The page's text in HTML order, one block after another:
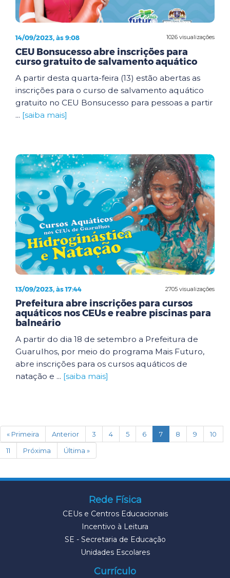
1026 visualizações
14/09/2023, às 9:08
CEU Bonsucesso abre inscrições para
curso gratuito de salvamento aquático
A partir desta quarta-feira (13) estão abertas as
inscrições para o curso de salvamento aquático
gratuito no CEU Bonsucesso para pessoas a partir
... [saiba mais]
2705 visualizações
13/09/2023, às 17:44
Prefeitura abre inscrições para cursos
aquáticos nos CEUs e reabre piscinas para
balneário
A partir do dia 18 de setembro a Prefeitura de
Guarulhos, por meio do programa Mais Futuro,
abre inscrições para os cursos aquáticos de
natação e ... [saiba mais]
« Primeira Anterior 3 4 5 6 7(current)
8 9
10
11
Próxima Última »
Rede Física
CEUs e Centros Educacionais
Incentivo à Leitura
SE - Secretaria de Educação
Unidades Escolares
Currículo